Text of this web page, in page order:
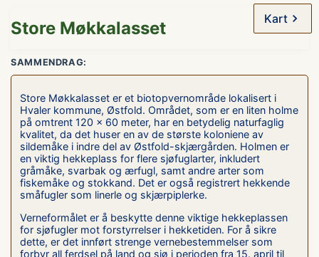
Kart
Store Møkkalasset
SAMMENDRAG:
Store Møkkalasset er et biotopvernområde lokalisert i
Hvaler kommune, Østfold. Området, som er en liten holme
på omtrent 120 x 60 meter, har en betydelig naturfaglig
kvalitet, da det huser en av de største koloniene av
sildemåke i indre del av Østfold-skjærgården. Holmen er
en viktig hekkeplass for flere sjøfuglarter, inkludert
gråmåke, svarbak og ærfugl, samt andre arter som
fiskemåke og stokkand. Det er også registrert hekkende
småfugler som linerle og skjærpiplerke.
Verneformålet er å beskytte denne viktige hekkeplassen
for sjøfugler mot forstyrrelser i hekketiden. For å sikre
dette, er det innført strenge vernebestemmelser som
forbyr all ferdsel på land og sjø i perioden fra 15. april til